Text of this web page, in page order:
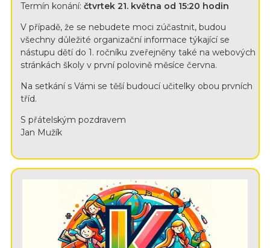
Termín konání: čtvrtek 21. května od 15:20 hodin
V případě, že se nebudete moci zúčastnit, budou
všechny důležité organizační informace týkající se
nástupu dětí do 1. ročníku zveřejněny také na webových
stránkách školy v první polovině měsíce června.
Na setkání s Vámi se těší budoucí učitelky obou prvních
tříd.
S přátelským pozdravem
Jan Mužík